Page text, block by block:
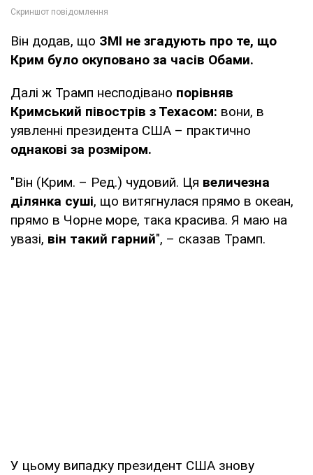
Він додав, що ЗМІ не згадують про те, що
Крим було окуповано за часів Обами.
Далі ж Трамп несподівано порівняв
Кримський півострів з Техасом: вони, в
уявленні президента США – практично
однакові за розміром.
"Він (Крим. – Ред.) чудовий. Ця величезна
ділянка суші, що витягнулася прямо в океан,
прямо в Чорне море, така красива. Я маю на
увазі, він такий гарний", – сказав Трамп.
У цьому випадку президент США знову